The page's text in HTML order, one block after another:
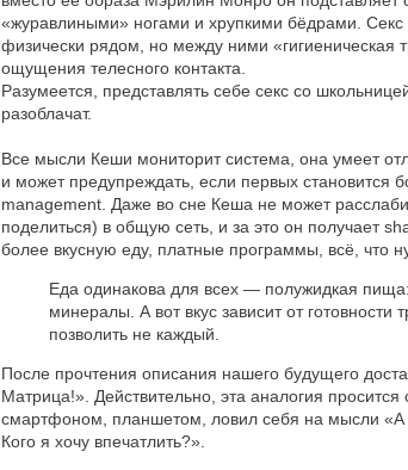
«журавлиными» ногами и хрупкими бёдрами. Секс
физически рядом, но между ними «гигиеническая
ощущения телесного контакта.
Разумеется, представлять себе секс со
разоблачат.
Все мысли Кеши мониторит система, она умеет
и может предупреждать, если первых
management. Даже во сне Кеша не может
поделиться) в общую сеть, и за это он получает
более вкусную еду, платные программы, всё, что
Еда одинакова для всех — полужидкая
минералы. А вот вкус зависит от
позволить не каждый.
После прочтения описания нашего будущего
Матрица!». Действительно, эта аналогия
смартфоном, планшетом, ловил себя на мысли «А
Кого я хочу впечатлить?».